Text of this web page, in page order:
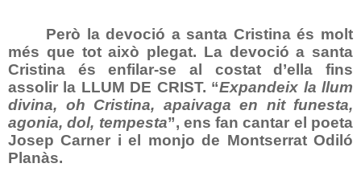
Però la devoció a santa Cristina és molt
més que tot això plegat. La devoció a santa
Cristina és enfilar-se al costat d’ella fins
assolir la LLUM DE CRIST. “Expandeix la llum
divina, oh Cristina, apaivaga en nit funesta,
agonia, dol, tempesta”, ens fan cantar el poeta
Josep Carner i el monjo de Montserrat Odiló
Planàs.